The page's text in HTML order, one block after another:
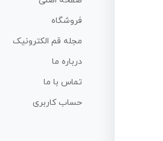
فروشگاه
مجله قم الکترونیک
درباره ما
تماس با ما
حساب کاربری